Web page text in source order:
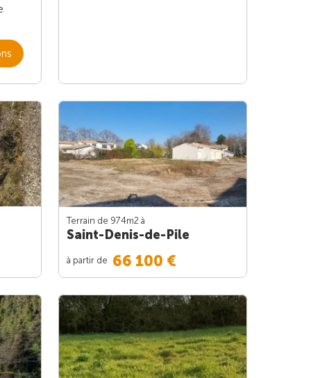
Terrain de 974m2 à
Saint-Denis-de-Pile
à partir de 66 100 €